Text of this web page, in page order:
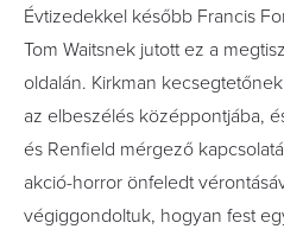
Évtizedekkel később Francis
Tom Waitsnek jutott ez a
oldalán. Kirkman
az elbeszélés középpontjába,
és Renfield mérgező
akció-horror önfeledt
végiggondoltuk, hogyan fest